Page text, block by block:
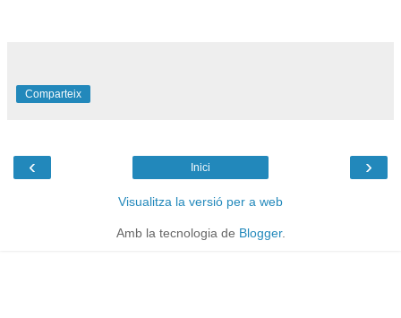
Comparteix
‹ ›
Inici
Visualitza la versió per a web
Amb la tecnologia de Blogger.